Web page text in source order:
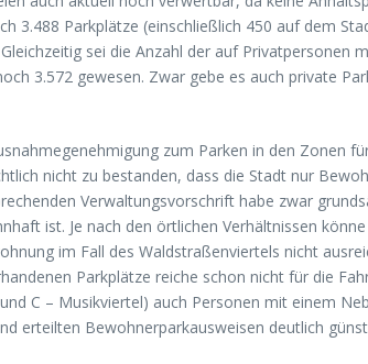
3.488 Parkplätze (einschließlich 450 auf dem
sei die Anzahl der auf Privatpersonen
3.572 gewesen. Zwar gebe es auch private
zum Parken in den Zonen
nicht zu bestanden, dass die Stadt nur
Verwaltungsvorschrift habe zwar
ist. Je nach den örtlichen Verhältnissen
im Fall des Waldstraßenviertels nicht
Parkplätze reiche schon nicht für die
C – Musikviertel) auch Personen mit einem
erteilten Bewohnerparkausweisen deutlich